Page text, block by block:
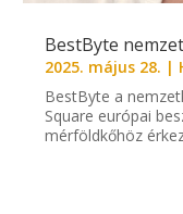
BestByte
2025. május 28. |
BestByte a
Square európai
mérföldkőhöz